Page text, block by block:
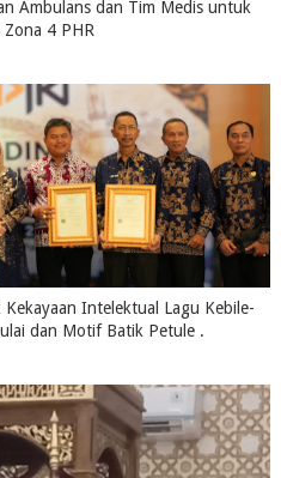
Ambulans dan Tim Medis untuk
4 PHR
Intelektual Lagu Kebile-
dan Motif Batik Petule .